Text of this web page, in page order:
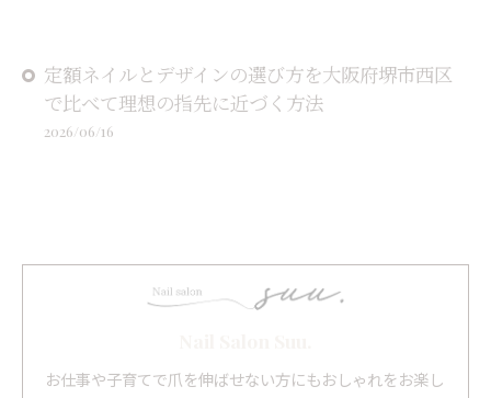
定額ネイルとデザインの選び方を大阪府堺市西区
で比べて理想の指先に近づく方法
2026/06/16
お仕事や子育てで爪を伸ばせない方にもおしゃれをお楽し